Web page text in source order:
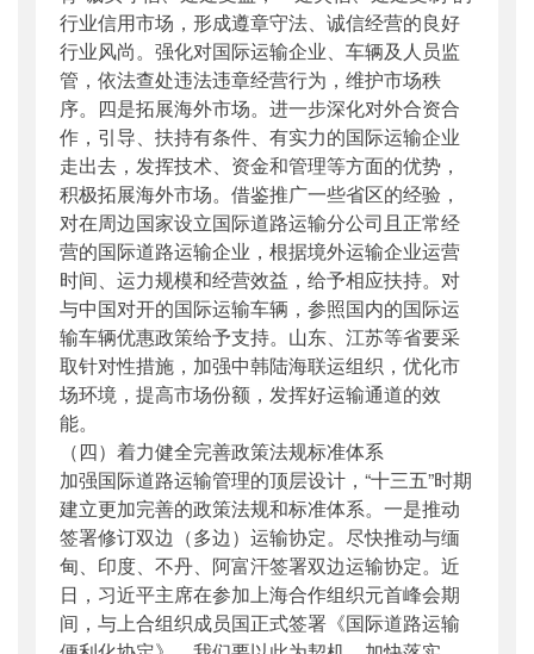
行业信用市场，形成遵章守法、诚信经营的良好
行业风尚。强化对国际运输企业、车辆及人员监
管，依法查处违法违章经营行为，维护市场秩
序。四是拓展海外市场。进一步深化对外合资合
作，引导、扶持有条件、有实力的国际运输企业
走出去，发挥技术、资金和管理等方面的优势，
积极拓展海外市场。借鉴推广一些省区的经验，
对在周边国家设立国际道路运输分公司且正常经
营的国际道路运输企业，根据境外运输企业运营
时间、运力规模和经营效益，给予相应扶持。对
与中国对开的国际运输车辆，参照国内的国际运
输车辆优惠政策给予支持。山东、江苏等省要采
取针对性措施，加强中韩陆海联运组织，优化市
场环境，提高市场份额，发挥好运输通道的效
能。
（四）着力健全完善政策法规标准体系
加强国际道路运输管理的顶层设计，“十三五”时期
建立更加完善的政策法规和标准体系。一是推动
签署修订双边（多边）运输协定。尽快推动与缅
甸、印度、不丹、阿富汗签署双边运输协定。近
日，习近平主席在参加上海合作组织元首峰会期
间，与上合组织成员国正式签署《国际道路运输